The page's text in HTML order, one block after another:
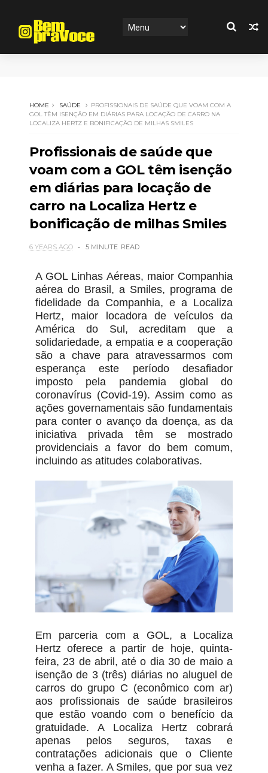
HOME SAÚDE
PROFISSIONAIS DE SAÚDE QUE VOAM COM A
GOL TÊM ISENÇÃO EM DIÁRIAS PARA LOCAÇÃO DE CARRO NA
LOCALIZA HERTZ E BONIFICAÇÃO DE MILHAS SMILES
Profissionais de saúde que
voam com a GOL têm isenção
em diárias para locação de
carro na Localiza Hertz e
bonificação de milhas Smiles
6 YEARS AGO 5 MINUTE READ
A GOL Linhas Aéreas, maior Companhia
aérea do Brasil, a Smiles, programa de
fidelidade da Companhia, e a Localiza
Hertz, maior locadora de veículos da
América do Sul, acreditam que a
solidariedade, a empatia e a cooperação
são a chave para atravessarmos com
esperança este período desafiador
imposto pela pandemia global do
coronavírus (Covid-19). Assim como as
ações governamentais são fundamentais
para conter o avanço da doença, as da
iniciativa privada têm se mostrado
providenciais a favor do bem comum,
incluindo as atitudes colaborativas.
Em parceria com a GOL, a Localiza
Hertz oferece a partir de hoje, quinta-
feira, 23 de abril, até o dia 30 de maio a
isenção de 3 (três) diárias no aluguel de
carros do grupo C (econômico com ar)
aos profissionais de saúde brasileiros
que estão voando com o benefício da
gratuidade. A Localiza Hertz cobrará
apenas pelos seguros, taxas e
contratações adicionais que o Cliente
venha a fazer. A Smiles, que por sua vez